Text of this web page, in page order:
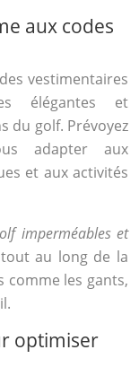
aux codes
vestimentaires
élégantes et
du golf. Prévoyez
adapter aux
et aux activités
imperméables et
au long de la
comme les gants,
optimiser